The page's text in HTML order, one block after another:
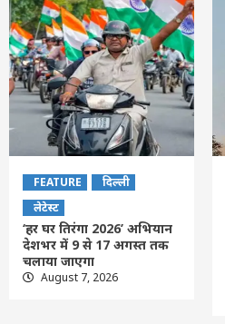
FEATURE
दिल्ली
लेटेस्ट
‘हर घर तिरंगा 2026’ अभियान
देशभर में 9 से 17 अगस्त तक
चलाया जाएगा
August 7, 2026